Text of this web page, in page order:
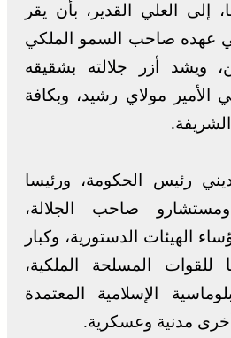
إلى العلي القدير، بأن يقر
عهده صاحب السمو الملكي
ويشد أزر جلالته بشقيقه
مولاي رشيد، وبكافة
رئيس الحكومة، ورئيسا
صاحب الجلالة،
الهيئات الدستورية، وكبار
للقوات المسلحة الملكية،
الإسلامية المعتمدة
مدنية وعسكرية.